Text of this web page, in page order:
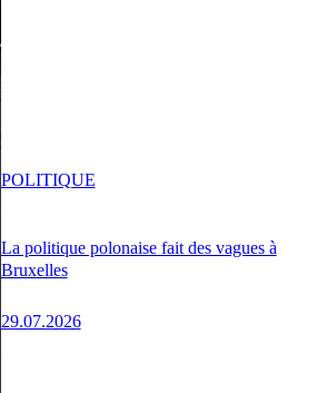
La politique polonaise fait des vagues à
Bruxelles
29.07.2026
POLITIQUE